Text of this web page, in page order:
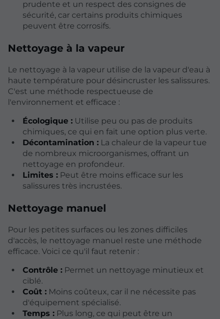
prudente et un respect des consignes de
sécurité, car certains produits chimiques
peuvent être corrosifs.
Nettoyage à la vapeur
Le nettoyage à la vapeur utilise de la vapeur d'eau à
haute température pour désincruster les salissures.
C'est une méthode respectueuse de
l'environnement et efficace :
Écologique :Utilise peu ou pas de produits
chimiques, ce qui en fait une option plus verte.
Décontamination :La chaleur de la vapeur tue
de nombreux microorganismes, offrant un
nettoyage en profondeur.
Limites :Peut être moins efficace sur les
salissures très incrustées.
Nettoyage manuel
Pour les petites surfaces ou les zones difficiles
d'accès, le nettoyage manuel reste une méthode
efficace. Voici ce qu'il faut retenir :
Contrôle :Permet un nettoyage minutieux et
ciblé.
Coût :Moins coûteux, car il ne nécessite pas
d'équipement spécialisé.
Temps :Plus long, ce qui peut être un